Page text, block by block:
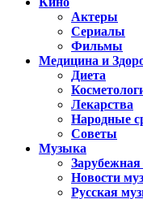
Актеры
Сериалы
Фильмы
Медицина и
Диета
Лекарства
Народные
Советы
Музыка
Новости
Русская